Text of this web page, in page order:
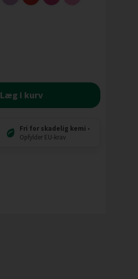
Læg i kurv
Fri for skadelig kemi •
Opfylder EU-krav